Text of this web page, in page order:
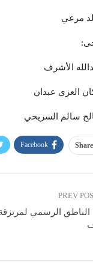
Share
Facebook
الناطق الرسمي